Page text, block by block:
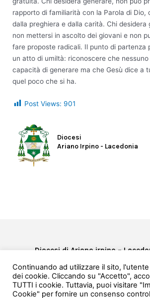
rapporto di familiarità con la Parola di Dio,
dalla preghiera e dalla carità. Chi desidera
non mettersi in ascolto dei giovani e non
fare proposte radicali. Il punto di partenza
un atto di umiltà: riconoscere che nessuno
capacità di generare ma che Gesù dice a
quel poco che si ha.
Post Views: 901
Diocesi
Ariano Irpino - Lacedonia
Diocesi di Ariano irpino –
Privacy & Cookie Policy
Powered bye-Direct
Continuando ad utilizzare il sito,
dei cookie. Cliccando su "Accetto",
TUTTI i cookie. Tuttavia, puoi visitare
Cookie" per fornire un consenso